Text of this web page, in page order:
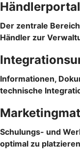
Händlerportal
Der zentrale
Händler zur
Informationen,
technische
Schulungs- und
optimal zu platzieren